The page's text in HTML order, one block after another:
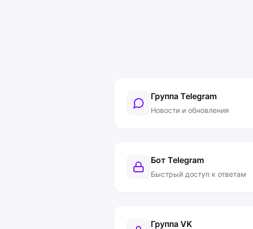
Группа Telegram
Новости и обновления
Бот Telegram
Быстрый доступ к ответам
Группа VK